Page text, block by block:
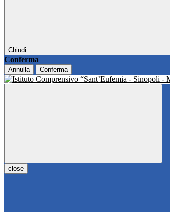
Chiudi
Conferma
Annulla Conferma
close